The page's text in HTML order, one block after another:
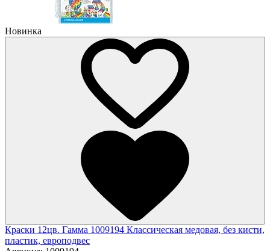
Новинка
Краски 12цв. Гамма 1009194 Классическая медовая, без кисти,
пластик, европодвес